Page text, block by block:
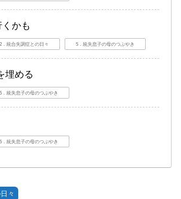
かも
2．統合失調症との日々 5．統失息子の母のつぶやき
埋める
5．統失息子の母のつぶやき
5．統失息子の母のつぶやき
々